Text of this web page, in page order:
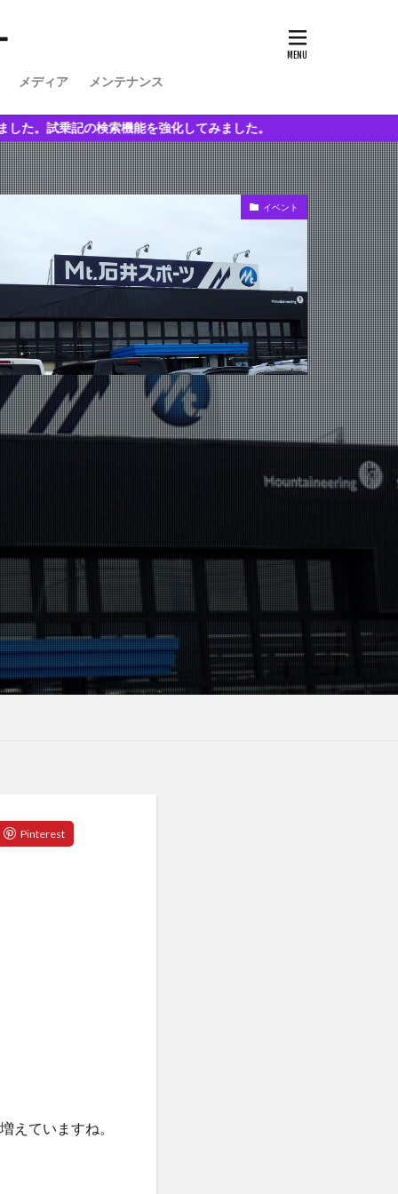
メディア メンテナンス
機能を強化してみました。
イベント
えていますね。